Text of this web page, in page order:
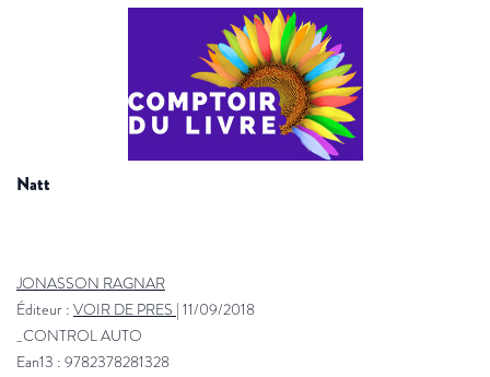
natt
JONASSON RAGNAR
Éditeur : VOIR DE PRES | 11/09/2018
_CONTROL AUTO
Ean13 : 9782378281328